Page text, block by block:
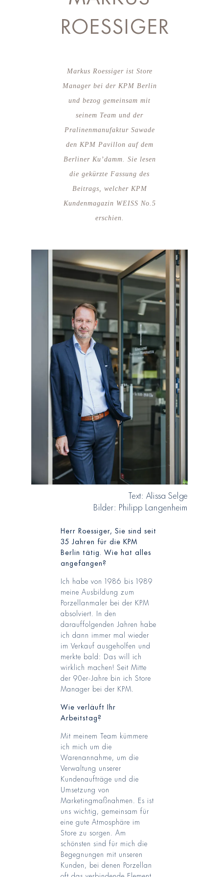
ROESSIGER
Markus Roessiger ist Store
Manager bei der KPM Berlin
und bezog gemeinsam mit
seinem Team und der
Pralinenmanufaktur Sawade
den KPM Pavillon auf dem
Berliner Ku’damm. Sie lesen
die gekürzte Fassung des
Beitrags, welcher KPM
Kundenmagazin WEISS No.5
erschien.
Text: Alissa Selge
Bilder: Philipp Langenheim
Herr Roessiger, Sie sind seit
35 Jahren für die KPM
Berlin tätig. Wie hat alles
angefangen?
Ich habe von 1986 bis 1989
meine Ausbildung zum
Porzellanmaler bei der KPM
absolviert. In den
darauffolgenden Jahren habe
ich dann immer mal wieder
im Verkauf ausgeholfen und
merkte bald: Das will ich
wirklich machen! Seit Mitte
der 90er-Jahre bin ich Store
Manager bei der KPM.
Wie verläuft Ihr
Arbeitstag?
Mit meinem Team kümmere
ich mich um die
Warenannahme, um die
Verwaltung unserer
Kundenaufträge und die
Umsetzung von
Marketingmaßnahmen. Es ist
uns wichtig, gemeinsam für
eine gute Atmosphäre im
Store zu sorgen. Am
schönsten sind für mich die
Begegnungen mit unseren
Kunden, bei denen Porzellan